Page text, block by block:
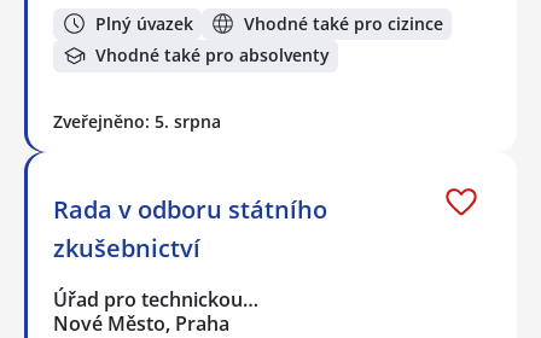
Plný úvazek
Vhodné také pro cizince
Vhodné také pro absolventy
Zveřejněno: 5. srpna
Rada v odboru státního
zkušebnictví
Úřad pro technickou…
Nové Město, Praha